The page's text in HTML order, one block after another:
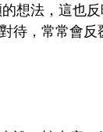
想法，這也
待，常常會